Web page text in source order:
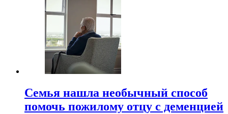
Семья нашла необычный способ
помочь пожилому отцу с деменцией